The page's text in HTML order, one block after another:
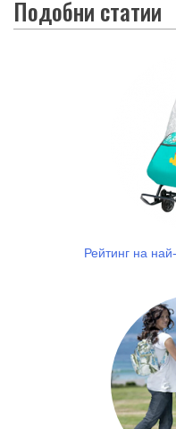
Подобни статии
Рейтинг на